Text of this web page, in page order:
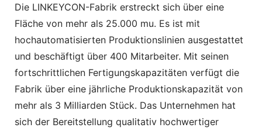
Die LINKEYCON-Fabrik erstreckt sich über eine
Fläche von mehr als 25.000 mu. Es ist mit
hochautomatisierten Produktionslinien ausgestattet
und beschäftigt über 400 Mitarbeiter. Mit seinen
fortschrittlichen Fertigungskapazitäten verfügt die
Fabrik über eine jährliche Produktionskapazität von
mehr als 3 Milliarden Stück. Das Unternehmen hat
sich der Bereitstellung qualitativ hochwertiger